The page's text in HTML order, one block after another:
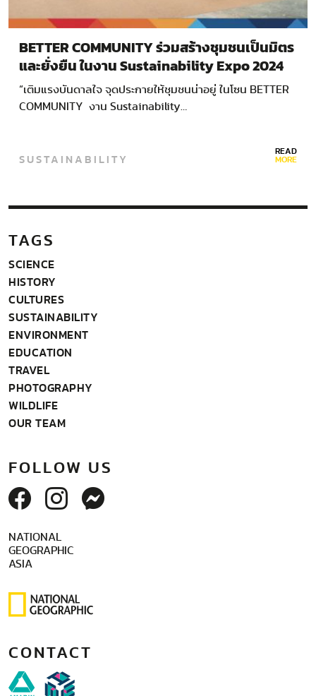
BETTER COMMUNITY ร่วมสร้างชุมชนเป็นมิตร
และยั่งยืน ในงาน Sustainability Expo 2024
“เติมแรงบันดาลใจ จุดประกายให้ชุมชนน่าอยู่ ในโซน BETTER
COMMUNITY งาน Sustainability…
SUSTAINABILITY READ
MORE
TAGS
SCIENCE
HISTORY
CULTURES
SUSTAINABILITY
ENVIRONMENT
EDUCATION
TRAVEL
PHOTOGRAPHY
WILDLIFE
OUR TEAM
FOLLOW US
NATIONAL
GEOGRAPHIC
ASIA
CONTACT